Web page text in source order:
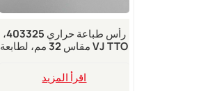
رأس طباعة حراري 403325،
مقاس 32 مم، لطابعة VJ TTO
البوصة
اقرأ المزيد